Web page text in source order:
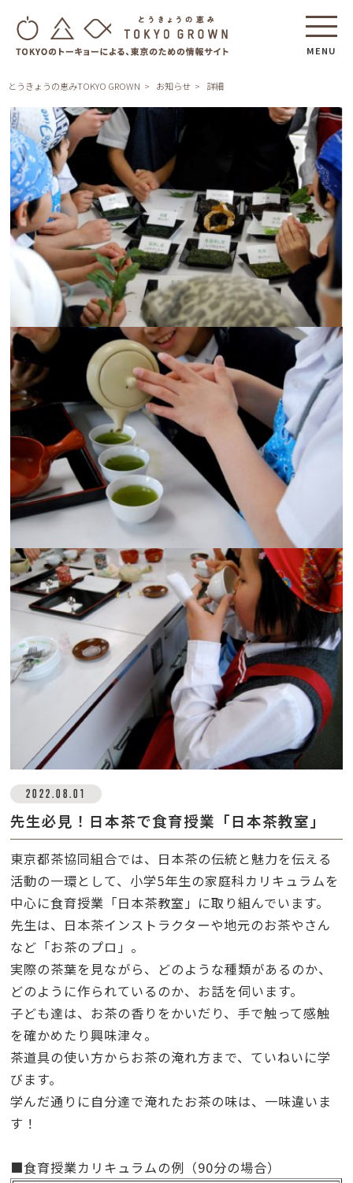
MENU
とうきょうの恵みTOKYO GROWN お知らせ 詳細
2022.08.01
先生必見！日本茶で食育授業「日本茶教室」
東京都茶協同組合では、日本茶の伝統と魅力を伝える
活動の一環として、小学5年生の家庭科カリキュラムを
中心に食育授業「日本茶教室」に取り組んでいます。
先生は、日本茶インストラクターや地元のお茶やさん
など「お茶のプロ」。
実際の茶葉を見ながら、どのような種類があるのか、
どのように作られているのか、お話を伺います。
子ども達は、お茶の香りをかいだり、手で触って感触
を確かめたり興味津々。
茶道具の使い方からお茶の淹れ方まで、ていねいに学
びます。
学んだ通りに自分達で淹れたお茶の味は、一味違いま
す！
■食育授業カリキュラムの例（90分の場合）